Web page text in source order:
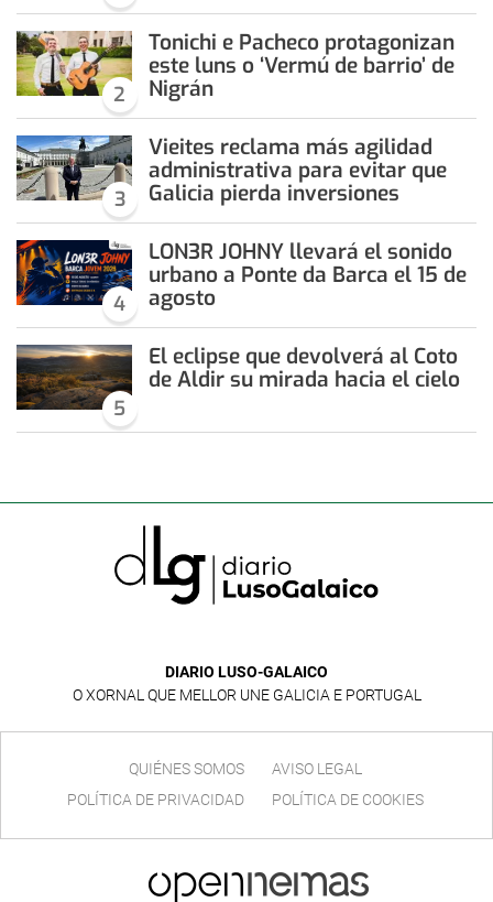
2
Tonichi e Pacheco protagonizan
este luns o ‘Vermú de barrio’ de
Nigrán
3
Vieites reclama más agilidad
administrativa para evitar que
Galicia pierda inversiones
4
LON3R JOHNY llevará el sonido
urbano a Ponte da Barca el 15 de
agosto
5
El eclipse que devolverá al Coto
de Aldir su mirada hacia el cielo
DIARIO LUSO-GALAICO
O XORNAL QUE MELLOR UNE GALICIA E PORTUGAL
QUIÉNES SOMOS
AVISO LEGAL
POLÍTICA DE PRIVACIDAD
POLÍTICA DE COOKIES